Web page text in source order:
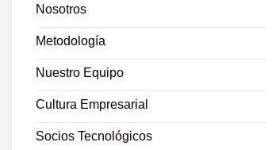
Nosotros
Metodología
Nuestro Equipo
Cultura Empresarial
Socios Tecnológicos